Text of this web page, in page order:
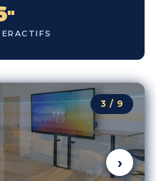
"
›
3 / 9